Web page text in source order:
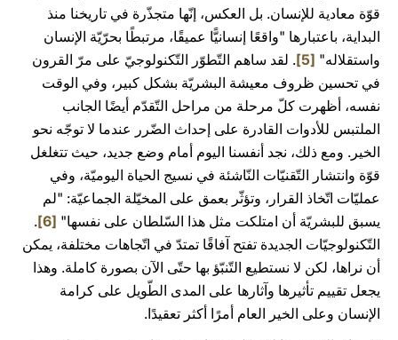
قوّة معادية للإنسان. بل العكس، إنّها متجذّرة في تاريخنا منذ
البداية، باعتبارها "واقعًا إنسانيًّا عميقًا، مرتبطًا بحرّيّة الإنسان
واستقلاله" [5]
. لقد ساهم التّطوّر التّكنولوجيّ على مرّ القرون
في تحسين ظروف معيشة البشريّة بشكل كبير، وفي الوقت
نفسه، أظهرت كلّ مرحلة من مراحل التّقدّم أيضًا الجانب
الملتبس للأدوات القادرة على إحداث الضّرر عندما لا توجّه نحو
الخير. ومع ذلك، نجد أنفسنا اليوم أمام وضع جديد، حيث تتغلغل
قوّة وانتشار التّقنيّات النّاشئة في نسيج الحياة اليوميّة، وفي
عمليّات اتّخاذ القرار، وتؤثّر بعمق على المخيّلة الجماعيّة: "لم
يسبق للبشريّة أن امتلكت مثل هذا السّلطان على نفسها" [6]
.
التّكنولوجيّات الجديدة تفتح آفاقًا تمتدّ في اتّجاهات مختلفة، يمكن
أن نراها، لكن لا نستطيع التّنبّؤ بها حتّى الآن بصورة كاملة. وهذا
يجعل تقييم تأثيرها وآثارها على المدى الطّويل على كرامة
الإنسان وعلى الخير العام أمرًا أكثر تعقيدًا.